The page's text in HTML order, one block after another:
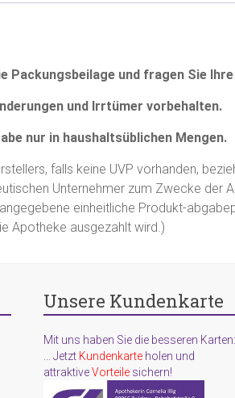
Packungsbeilage und fragen Sie
und Irrtümer vorbehalten.
nur in haushaltsüblichen Mengen.
falls keine UVP vorhanden,
Unternehmer zum Zwecke der
einheitliche Produkt-
Apotheke ausgezahlt wird.)
Unsere Kundenkarte
Mit uns haben Sie die besseren Karten:
... Jetzt Kundenkarteholen und
attraktiveVorteilesichern!